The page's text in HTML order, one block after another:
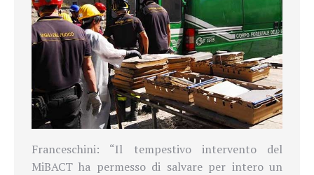
Franceschini: “Il tempestivo intervento del
MiBACT ha permesso di salvare per intero un